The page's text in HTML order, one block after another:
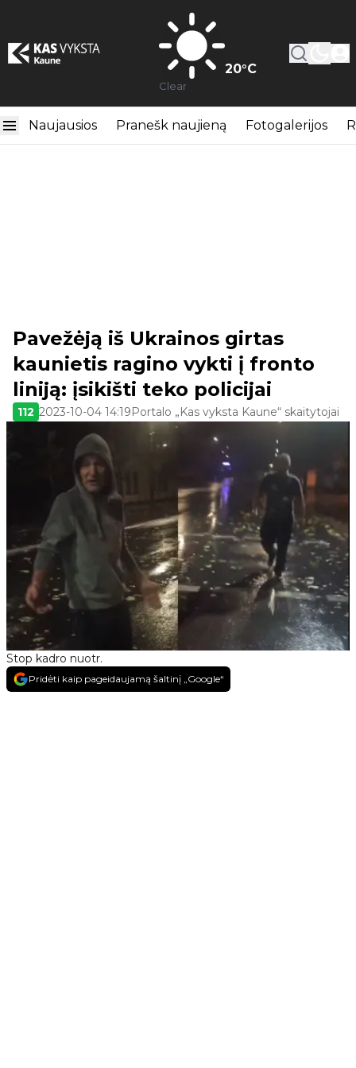
20°C
Clear
Naujausios Pranešk naujieną Fotogalerijos
Stop kadro nuotr.
Pavežėją iš Ukrainos girtas
kaunietis ragino vykti į fronto
liniją: įsikišti teko policijai
112 2023-10-04 14:19Portalo „Kas vyksta Kaune“ skaitytojai
Pridėti kaip pageidaujamą šaltinį „Google“